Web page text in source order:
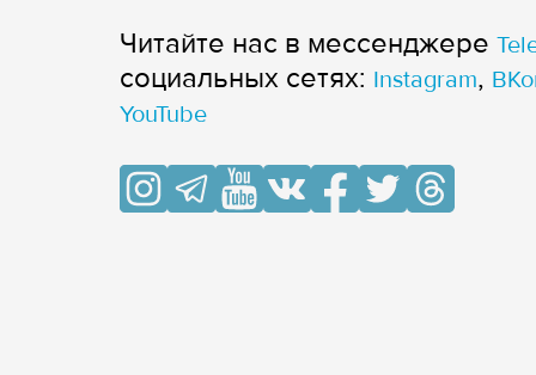
Читайте нас в мессенджере
cоциальных сетях: Instagram,
YouTube